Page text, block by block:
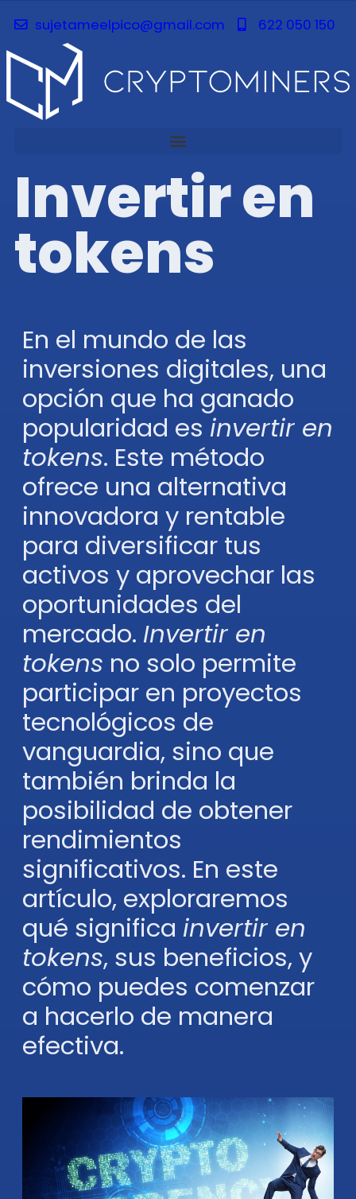
sujetameelpico@gmail.com 622 050 150
Invertir en
tokens
En el mundo de las
inversiones digitales, una
opción que ha ganado
popularidad es invertir en
tokens. Este método
ofrece una alternativa
innovadora y rentable
para diversificar tus
activos y aprovechar las
oportunidades del
mercado. Invertir en
tokens no solo permite
participar en proyectos
tecnológicos de
vanguardia, sino que
también brinda la
posibilidad de obtener
rendimientos
significativos. En este
artículo, exploraremos
qué significa invertir en
tokens, sus beneficios, y
cómo puedes comenzar
a hacerlo de manera
efectiva.